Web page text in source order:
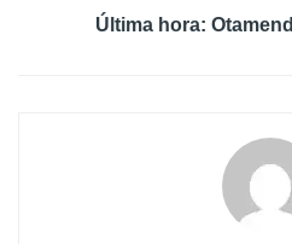
Última hora: